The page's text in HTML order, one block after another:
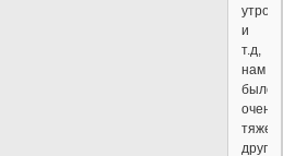
утро
и
т.д,
нам
было
очень
друг